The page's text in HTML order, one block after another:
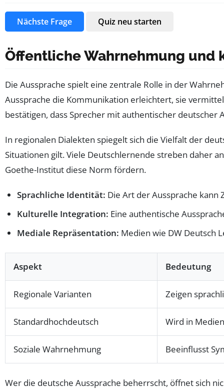
Nächste Frage Quiz neu starten
Öffentliche Wahrnehmung und
Die Aussprache spielt eine zentrale Rolle in der
Aussprache die Kommunikation erleichtert, sie
bestätigen, dass Sprecher mit authentischer
In regionalen Dialekten spiegelt sich die Vielfalt der
Situationen gilt. Viele Deutschlernende streben daher
Goethe-Institut diese Norm fördern.
Sprachliche Identität: Die Art der Aussprache
Kulturelle Integration: Eine authentische
Mediale Repräsentation: Medien wie DW Deutsch
Aspekt Bedeutung
Regionale Varianten Zeigen
Standardhochdeutsch Wird in
Soziale Wahrnehmung Beeinflusst
Wer die deutsche Aussprache beherrscht, öffnet sich